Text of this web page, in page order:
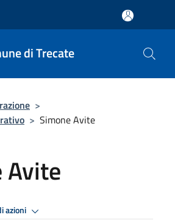
di Trecate
>
> Simone Avite
Avite
azioni